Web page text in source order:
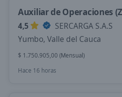
Auxiliar de Operaciones
4,5
SERCARGA S.A.S
Yumbo, Valle del Cauca
$ 1.750.905,00 (Mensual)
Hace 16 horas